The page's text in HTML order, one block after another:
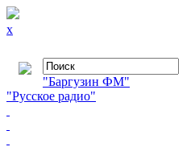
x
"Баргузин ФМ"
"Русское радио"